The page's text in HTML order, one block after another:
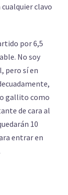
clavo
por 6,5
No soy
pero sí en
gallito como
de cara al
10
entrar en